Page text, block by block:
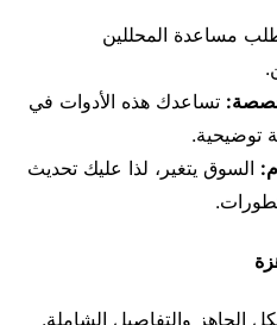
مساعدة المحللين
تساعدك هذه الأدوات في
توضيحية.
السوق يتغير، لذا عليك تحديث
الجاهز والتفاصيل الشاملة.